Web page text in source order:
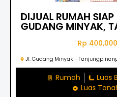
DIJUAL RUMAH
GUDANG MINYAK,
Rp
Jl. Gudang Minyak -
Rumah
Luas
Luas